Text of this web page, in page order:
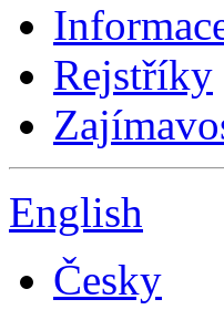
Rejstříky
English
Česky